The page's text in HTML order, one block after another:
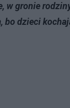
gronie
bo dzieci